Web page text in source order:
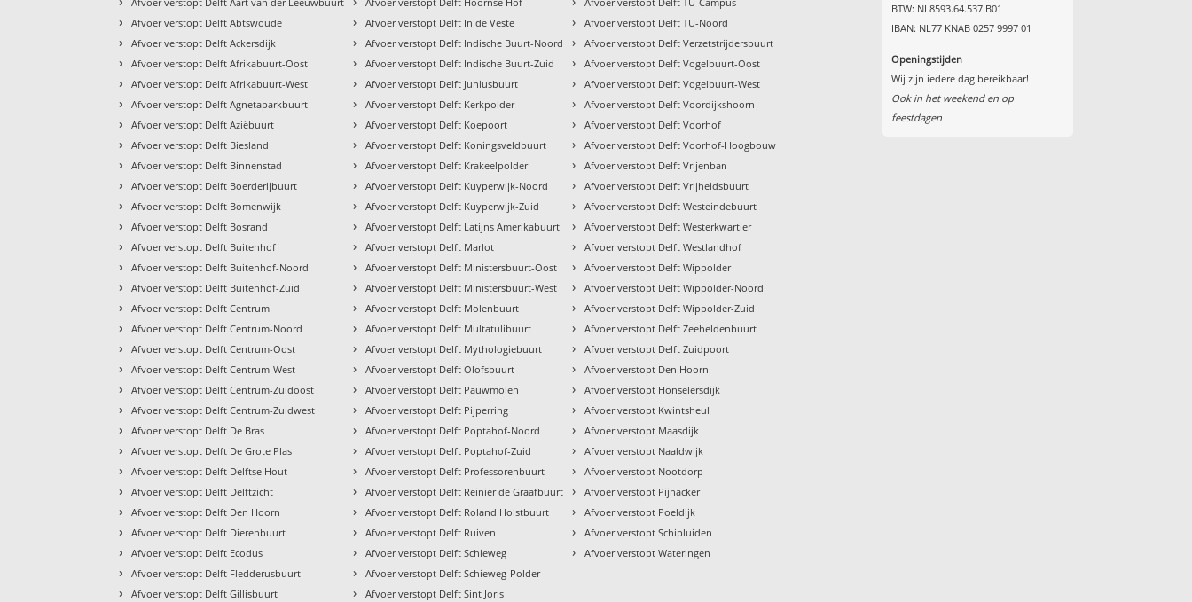
› Afvoer verstopt Delft Abtswoude
› Afvoer verstopt Delft Ackersdijk
› Afvoer verstopt Delft Afrikabuurt-Oost
› Afvoer verstopt Delft Afrikabuurt-West
› Afvoer verstopt Delft Agnetaparkbuurt
› Afvoer verstopt Delft Aziëbuurt
› Afvoer verstopt Delft Biesland
› Afvoer verstopt Delft Binnenstad
› Afvoer verstopt Delft Boerderijbuurt
› Afvoer verstopt Delft Bomenwijk
› Afvoer verstopt Delft Bosrand
› Afvoer verstopt Delft Buitenhof
› Afvoer verstopt Delft Buitenhof-Noord
› Afvoer verstopt Delft Buitenhof-Zuid
› Afvoer verstopt Delft Centrum
› Afvoer verstopt Delft Centrum-Noord
› Afvoer verstopt Delft Centrum-Oost
› Afvoer verstopt Delft Centrum-West
› Afvoer verstopt Delft Centrum-Zuidoost
› Afvoer verstopt Delft Centrum-Zuidwest
› Afvoer verstopt Delft De Bras
› Afvoer verstopt Delft De Grote Plas
› Afvoer verstopt Delft Delftse Hout
› Afvoer verstopt Delft Delftzicht
› Afvoer verstopt Delft Den Hoorn
› Afvoer verstopt Delft Dierenbuurt
› Afvoer verstopt Delft Ecodus
› Afvoer verstopt Delft Fledderusbuurt
› Afvoer verstopt Delft Gillisbuurt
› Afvoer verstopt Delft In de Veste
› Afvoer verstopt Delft Indische Buurt-Noord
› Afvoer verstopt Delft Indische Buurt-Zuid
› Afvoer verstopt Delft Juniusbuurt
› Afvoer verstopt Delft Kerkpolder
› Afvoer verstopt Delft Koepoort
› Afvoer verstopt Delft Koningsveldbuurt
› Afvoer verstopt Delft Krakeelpolder
› Afvoer verstopt Delft Kuyperwijk-Noord
› Afvoer verstopt Delft Kuyperwijk-Zuid
› Afvoer verstopt Delft Latijns Amerikabuurt
› Afvoer verstopt Delft Marlot
› Afvoer verstopt Delft Ministersbuurt-Oost
› Afvoer verstopt Delft Ministersbuurt-West
› Afvoer verstopt Delft Molenbuurt
› Afvoer verstopt Delft Multatulibuurt
› Afvoer verstopt Delft Mythologiebuurt
› Afvoer verstopt Delft Olofsbuurt
› Afvoer verstopt Delft Pauwmolen
› Afvoer verstopt Delft Pijperring
› Afvoer verstopt Delft Poptahof-Noord
› Afvoer verstopt Delft Poptahof-Zuid
› Afvoer verstopt Delft Professorenbuurt
› Afvoer verstopt Delft Reinier de Graafbuurt
› Afvoer verstopt Delft Roland Holstbuurt
› Afvoer verstopt Delft Ruiven
› Afvoer verstopt Delft Schieweg
› Afvoer verstopt Delft Schieweg-Polder
› Afvoer verstopt Delft Sint Joris
› Afvoer verstopt Delft TU-Noord
› Afvoer verstopt Delft Verzetstrijdersbuurt
› Afvoer verstopt Delft Vogelbuurt-Oost
› Afvoer verstopt Delft Vogelbuurt-West
› Afvoer verstopt Delft Voordijkshoorn
› Afvoer verstopt Delft Voorhof
› Afvoer verstopt Delft Voorhof-Hoogbouw
› Afvoer verstopt Delft Vrijenban
› Afvoer verstopt Delft Vrijheidsbuurt
› Afvoer verstopt Delft Westeindebuurt
› Afvoer verstopt Delft Westerkwartier
› Afvoer verstopt Delft Westlandhof
› Afvoer verstopt Delft Wippolder
› Afvoer verstopt Delft Wippolder-Noord
› Afvoer verstopt Delft Wippolder-Zuid
› Afvoer verstopt Delft Zeeheldenbuurt
› Afvoer verstopt Delft Zuidpoort
› Afvoer verstopt Den Hoorn
› Afvoer verstopt Honselersdijk
› Afvoer verstopt Kwintsheul
› Afvoer verstopt Maasdijk
› Afvoer verstopt Naaldwijk
› Afvoer verstopt Nootdorp
› Afvoer verstopt Pijnacker
› Afvoer verstopt Poeldijk
› Afvoer verstopt Schipluiden
› Afvoer verstopt Wateringen
BTW: NL8593.64.537.B01
IBAN: NL77 KNAB 0257 9997 01
Openingstijden
Wij zijn iedere dag bereikbaar!
Ook in het weekend en op
feestdagen